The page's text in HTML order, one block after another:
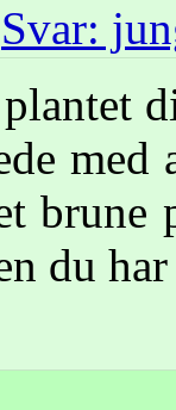
Svar:
med
brune
du har